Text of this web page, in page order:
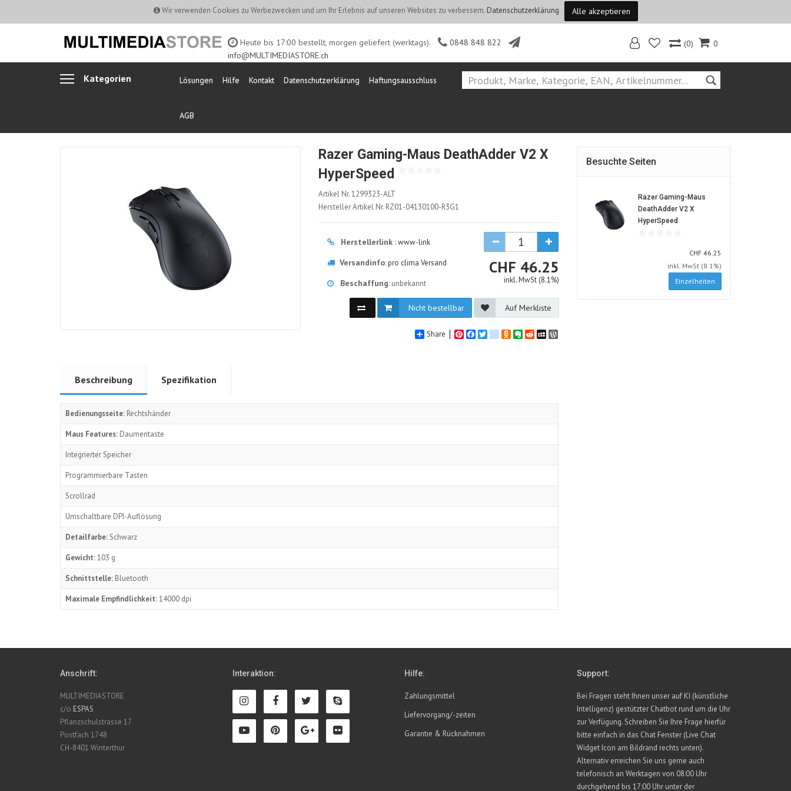
Wir verwenden Cookies zu Werbezwecken und um Ihr Erlebnis auf unseren Websites zu verbessern. Datenschutzerklärung Alle akzeptieren
Heute bis 17:00 bestellt, morgen geliefert (werktags).
0848 848 822
info@MULTIMEDIASTORE.ch
0
(0)
Kategorien Lösungen Hilfe Kontakt Datenschutzerklärung Haftungsausschluss
AGB
Razer Gaming-Maus DeathAdder V2 X
HyperSpeed
1299323-
ALT
Artikel Nr.1299323-ALT
Hersteller Artikel Nr. RZ01-04130100-R3G1
Herstellerlink :www-link
Versandinfo:pro clima Versand
Beschaffung: unbekannt
CHF CHF
46.25
inkl. MwSt (8.1%)
Nicht bestellbar Auf Merkliste
Share PinterestFacebook
Twittergoogle_bookmarks
Odnoklassniki
Evernote
RedditMySpaceWordPress
Beschreibung Spezifikation
Bedienungsseite: Rechtshänder
Maus Features: Daumentaste
Integrierter Speicher
Programmierbare Tasten
Scrollrad
Umschaltbare DPI-Auflösung
Detailfarbe: Schwarz
Gewicht:103 g
Schnittstelle: Bluetooth
Maximale Empfindlichkeit:14000 dpi
Besuchte Seiten
Razer Gaming-Maus
DeathAdder V2 X
HyperSpeed1299323-
CHF CHF
46.25
inkl. MwSt (8.1%)
Einzelheiten
Anschrift:
MULTIMEDIASTORE
c/o ESPAS
Pflanzschulstrasse 17
Postfach 1748
CH-8401 Winterthur
Interaktion: Hilfe:
Zahlungsmittel
Liefervorgang/-zeiten
Garantie & Rücknahmen
Support:
Bei Fragen steht Ihnen unser auf KI (künstliche
Intelligenz) gestützter Chatbot rund um die Uhr
zur Verfügung. Schreiben Sie Ihre Frage hierfür
bitte einfach in das Chat Fenster (Live Chat
Widget Icon am Bildrand rechts unten).
Alternativ erreichen Sie uns gerne auch
telefonisch an Werktagen von 08:00 Uhr
durchgehend bis 17:00 Uhr unter der